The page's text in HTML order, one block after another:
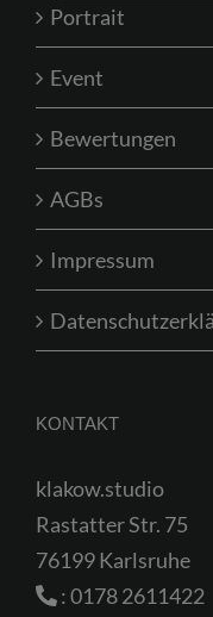
Portrait
Event
Bewertungen
AGBs
Impressum
KONTAKT
klakow.studio
Rastatter Str. 75
76199 Karlsruhe
:0178 2611422